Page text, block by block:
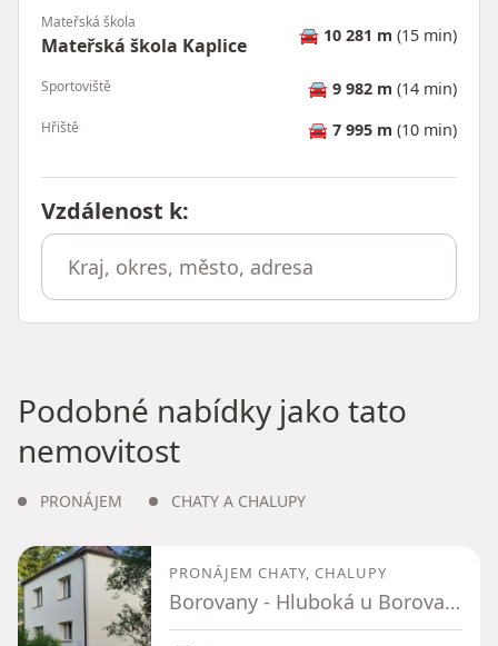
Mateřská škola
Mateřská škola Kaplice 🚘 10 281 m (15 min)
Sportoviště 🚘 9 982 m (14 min)
Hřiště 🚘 7 995 m (10 min)
Vzdálenost k:
Podobné nabídky jako tato
nemovitost
PRONÁJEM CHATY A CHALUPY
PRONÁJEM CHATY, CHALUPY
Borovany - Hluboká u Borovan, Jihočeský kraj